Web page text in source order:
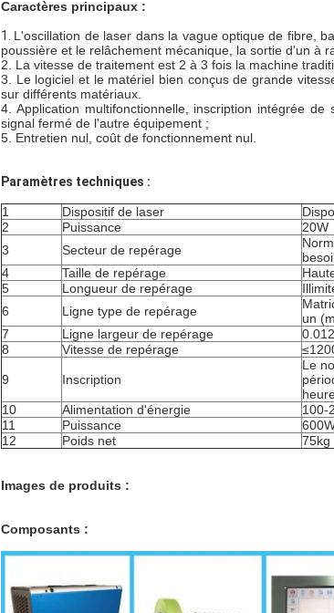
Caractères principaux :
1. L'oscillation de laser dans la vague optique de fibre,
poussière et le relâchement mécanique, la sortie d'un à
2. La vitesse de traitement est 2 à 3 fois la machine
3. Le logiciel et le matériel bien conçus de grande
sur différents matériaux.
4. Application multifonctionnelle, inscription intégrée
signal fermé de l'autre équipement ;
5. Entretien nul, coût de fonctionnement nul.
Paramètres techniques :
1 Dispositif de laser
2
Puissance
20W
3
Secteur de repérage
4
Taille de repérage
5
Longueur de repérage
6
Ligne type de repérage
un
7
Ligne largeur de repérage
8
Vitesse de repérage
9 Inscription
Le
10
Alimentation d'énergie
100-
11
Puissance
12
Poids net 75kg
Images de produits :
Composants :